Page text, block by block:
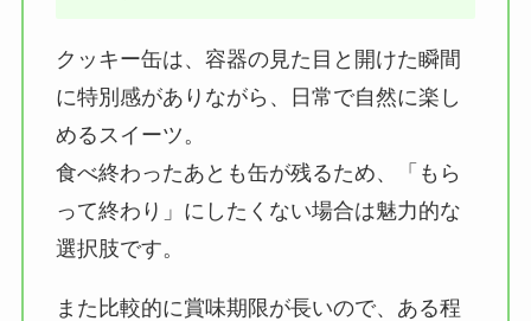
クッキー缶は、容器の見た目と開けた瞬間
に特別感がありながら、日常で自然に楽し
めるスイーツ。
食べ終わったあとも缶が残るため、「もら
って終わり」にしたくない場合は魅力的な
選択肢です。
また比較的に賞味期限が長いので、ある程